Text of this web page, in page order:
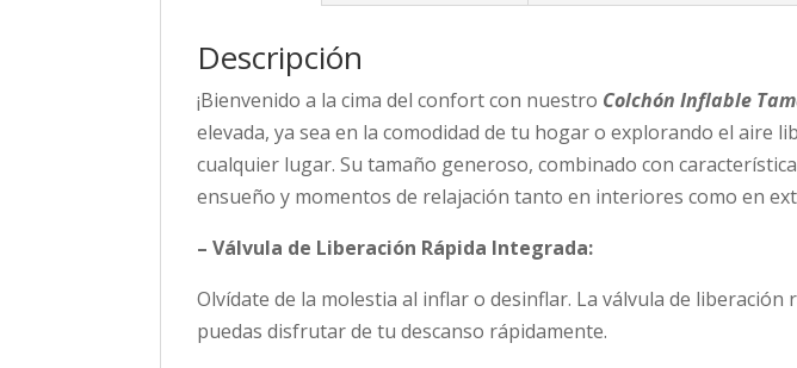
Descripción
¡Bienvenido a la cima del confort con nuestro Colchón Inflable
elevada, ya sea en la comodidad de tu hogar o explorando el aire
cualquier lugar. Su tamaño generoso, combinado con
ensueño y momentos de relajación tanto en interiores como en
– Válvula de Liberación Rápida Integrada:
Olvídate de la molestia al inflar o desinflar. La válvula de
puedas disfrutar de tu descanso rápidamente.